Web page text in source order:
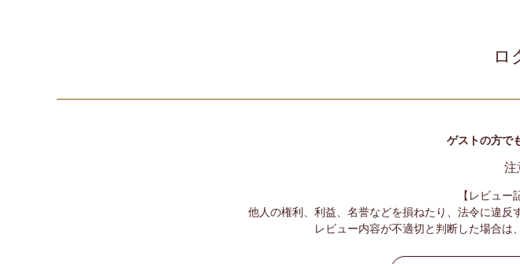
ロ
ゲストの方で
注
【レビュー
他人の権利、利益、名誉などを損ねたり、法令に違反
レビュー内容が不適切と判断した場合は